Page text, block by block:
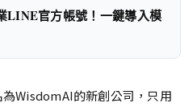
LINE官方帳號！一鍵導入模
WisdomAI的新創公司，只用